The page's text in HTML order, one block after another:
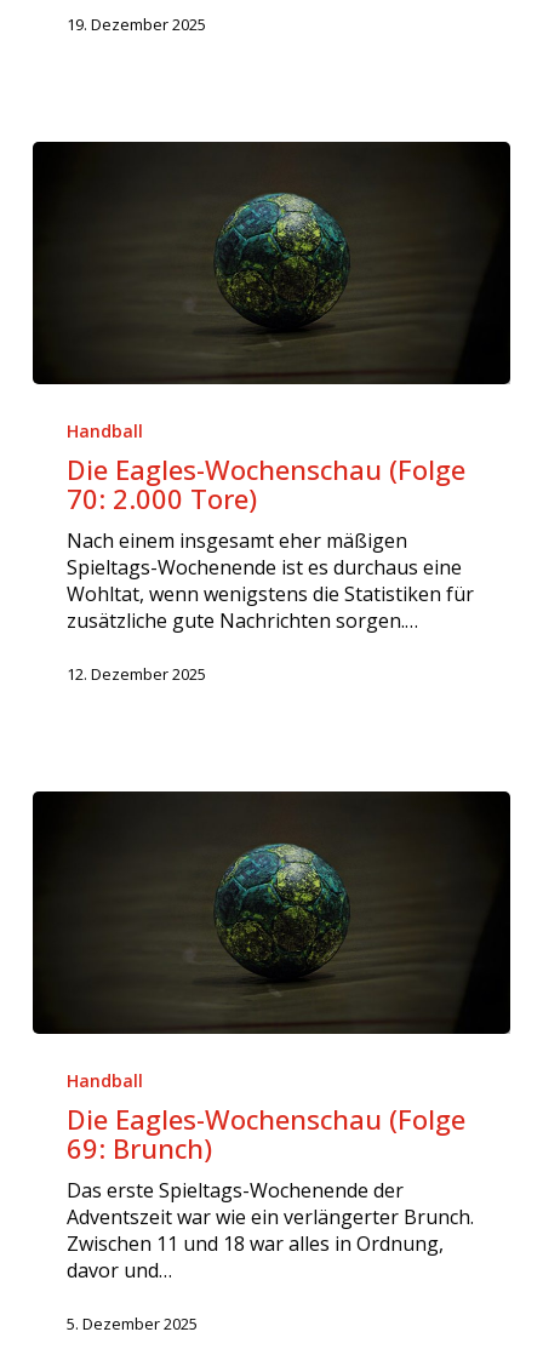
19. Dezember 2025
Eagles-
(Folge
2.000
Tore)
Handball
Die Eagles-Wochenschau (Folge
70: 2.000 Tore)
Nach einem insgesamt eher mäßigen
Spieltags-Wochenende ist es durchaus eine
Wohltat, wenn wenigstens die Statistiken für
zusätzliche gute Nachrichten sorgen.…
12. Dezember 2025
Eagles-
(Folge
Brunch)
Handball
Die Eagles-Wochenschau (Folge
69: Brunch)
Das erste Spieltags-Wochenende der
Adventszeit war wie ein verlängerter Brunch.
Zwischen 11 und 18 war alles in Ordnung,
davor und…
5. Dezember 2025